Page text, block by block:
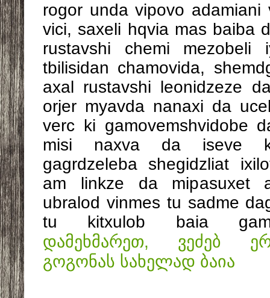
rogor unda vipovo adamiani
vici, saxeli hqvia mas baiba
rustavshi chemi mezobeli
tbilisidan chamovida,
axal rustavshi leonidzeze
orjer myavda nanaxi da
verc ki gamovemshvidobe
misi naxva da iseve
gagrdzeleba shegidzliat
am linkze da mipasuxet
ubralod vinmes tu sadme
tu kitxulob baia
დამეხმარეთ, ვეძებ
გოგონას სახელად ბაია